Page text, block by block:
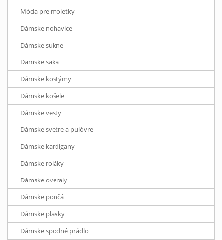
Móda pre moletky
Dámske nohavice
Dámske sukne
Dámske saká
Dámske kostýmy
Dámske košele
Dámske vesty
Dámske svetre a pulóvre
Dámske kardigany
Dámske roláky
Dámske overaly
Dámske pončá
Dámske plavky
Dámske spodné prádlo